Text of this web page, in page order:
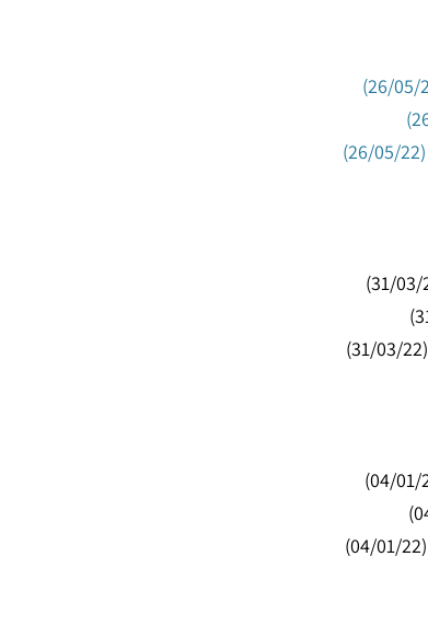
(31/03/22)
(04/01/22)